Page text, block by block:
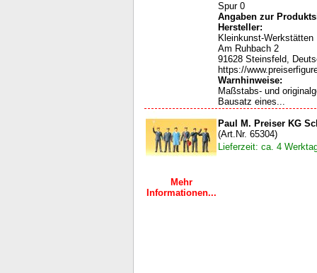
Spur 0
Angaben zur
Hersteller:
Kleinkunst-
Am Ruhbach 2
91628 Steinsfeld,
https://
Warnhinweise:
Maßstabs- und
Bausatz eines...
Mehr
Informationen...
Paul M. Preiser KG
(Art.Nr. 65304)
Lieferzeit: ca. 4